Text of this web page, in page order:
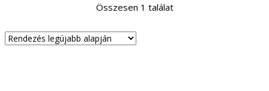
Összesen 1 találat